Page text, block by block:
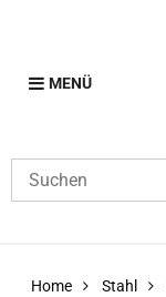
MENÜ
Home Stahl